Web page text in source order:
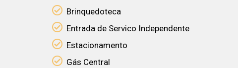
Brinquedoteca
Entrada de Servico Independente
Estacionamento
Gás Central